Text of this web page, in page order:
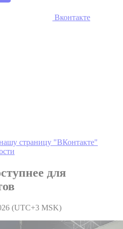
Вконтакте
страницу "ВКонтакте"
для
(UTC+3 MSK)